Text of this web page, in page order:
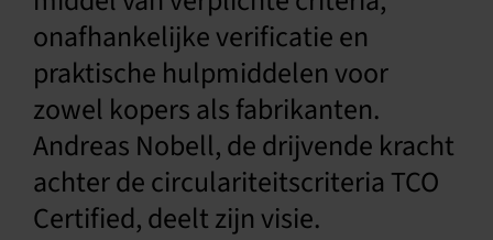
onafhankelijke verificatie en
praktische hulpmiddelen voor
zowel kopers als fabrikanten.
Andreas Nobell, de drijvende kracht
achter de circulariteitscriteria TCO
Certified, deelt zijn visie.